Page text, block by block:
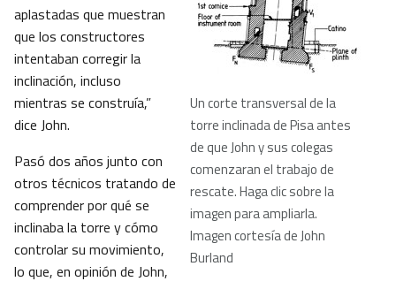
Un corte transversal de la
torre inclinada de Pisa antes
de que John y sus colegas
comenzaran el trabajo de
rescate. Haga clic sobre la
imagen para ampliarla.
Imagen cortesía de John
Burland
aplastadas que muestran
que los constructores
intentaban corregir la
inclinación, incluso
mientras se construía,”
dice John.
Pasó dos años junto con
otros técnicos tratando de
comprender por qué se
inclinaba la torre y cómo
controlar su movimiento,
lo que, en opinión de John,